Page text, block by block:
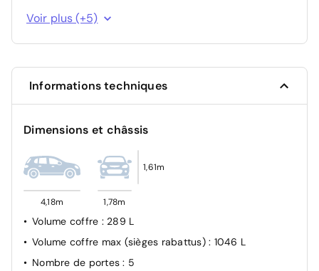
Alerte de changement de trajectoire
Airbags frontaux, latéraux, rideaux et genoux
Voir plus (+5)
Informations techniques
Dimensions et châssis
4,18m 1,78m
1,61m
Volume coffre : 289 L
Volume coffre max (sièges rabattus) : 1046 L
Nombre de portes: 5